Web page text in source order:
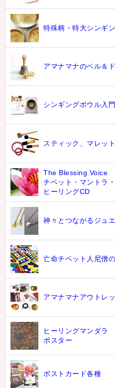
特殊柄・特大シンギ
アマナマナのベル＆
シンギングボウル入
スティック、マレッ
The Blessing Voice
チベット・マントラ・
ヒーリングCD
神々とつながるジュ
亡命チベット人尼僧
アマナマナアウトレ
ヒーリングマンダラ
ポスター
ポストカード各種